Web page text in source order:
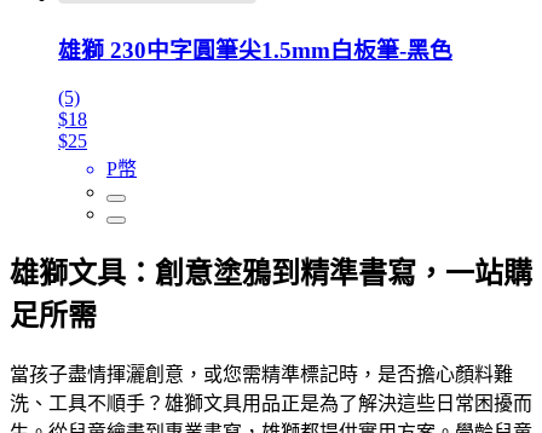
雄獅 230中字圓筆尖1.5mm白板筆-黑色
(5)
$18
$25
P幣
雄獅文具：創意塗鴉到精準書寫，一站購
足所需
當孩子盡情揮灑創意，或您需精準標記時，是否擔心顏料難
洗、工具不順手？雄獅文具用品正是為了解決這些日常困擾而